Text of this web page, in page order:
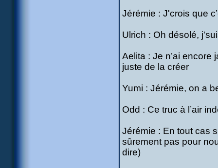
Jérémie : J'crois que
Ulrich : Oh désolé,
Aelita : Je n’ai
juste de la créer
Yumi : Jérémie, on a
Odd : Ce truc à l’air
Jérémie : En tout cas
sûrement pas pour
dire)